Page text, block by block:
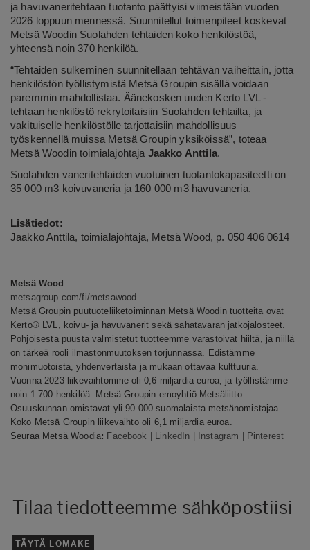
ja havuvaneritehtaan tuotanto päättyisi viimeistään vuoden
2026 loppuun mennessä. Suunnitellut toimenpiteet koskevat
Metsä Woodin Suolahden tehtaiden koko henkilöstöä,
yhteensä noin 370 henkilöä.
“Tehtaiden sulkeminen suunnitellaan tehtävän vaiheittain, jotta
henkilöstön työllistymistä Metsä Groupin sisällä voidaan
paremmin mahdollistaa. Äänekosken uuden Kerto LVL -
tehtaan henkilöstö rekrytoitaisiin Suolahden tehtailta, ja
vakituiselle henkilöstölle tarjottaisiin mahdollisuus
työskennellä muissa Metsä Groupin yksiköissä”, toteaa
Metsä Woodin toimialajohtaja Jaakko Anttila.
Suolahden vaneritehtaiden vuotuinen tuotantokapasiteetti on
35 000 m3 koivuvaneria ja 160 000 m3 havuvaneria.
Lisätiedot:
Jaakko Anttila, toimialajohtaja, Metsä Wood, p. 050 406 0614
Metsä Wood
metsagroup.com/fi/metsawood
Metsä Groupin puutuoteliiketoiminnan Metsä Woodin tuotteita ovat
Kerto® LVL, koivu- ja havuvanerit sekä sahatavaran jatkojalosteet.
Pohjoisesta puusta valmistetut tuotteemme varastoivat hiiltä, ja niillä
on tärkeä rooli ilmastonmuutoksen torjunnassa. Edistämme
monimuotoista, yhdenvertaista ja mukaan ottavaa kulttuuria.
Vuonna 2023 liikevaihtomme oli 0,6 miljardia euroa, ja työllistämme
noin 1 700 henkilöä. Metsä Groupin emoyhtiö Metsäliitto
Osuuskunnan omistavat yli 90 000 suomalaista metsänomistajaa.
Koko Metsä Groupin liikevaihto oli 6,1 miljardia euroa.
Seuraa Metsä Woodia: Facebook | LinkedIn | Instagram | Pinterest
Tilaa tiedotteemme sähköpostiisi
TÄYTÄ LOMAKE